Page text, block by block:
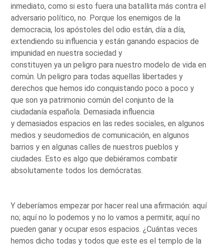
inmediato, como si esto fuera una batallita más contra el
adversario político, no. Porque los enemigos de la
democracia, los apóstoles del odio están, día a día,
extendiendo su influencia y están ganando espacios de
impunidad en nuestra sociedad y
constituyen ya un peligro para nuestro modelo de vida en
común. Un peligro para todas aquellas libertades y
derechos que hemos ido conquistando poco a poco y
que son ya patrimonio común del conjunto de la
ciudadanía española. Demasiada influencia
y demasiados espacios en las redes sociales, en algunos
medios y seudomedios de comunicación, en algunos
barrios y en algunas calles de nuestros pueblos y
ciudades. Esto es algo que debiéramos combatir
absolutamente todos los demócratas.
Y deberíamos empezar por hacer real una afirmación: aquí
no; aquí no lo podemos y no lo vamos a permitir, aquí no
pueden ganar y ocupar esos espacios. ¿Cuántas veces
hemos dicho todas y todos que este es el templo de la